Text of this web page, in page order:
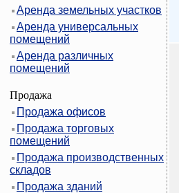
Аренда земельных участков
Аренда универсальных
помещений
Аренда различных
помещений
Продажа
Продажа офисов
Продажа торговых
помещений
Продажа производственных
складов
Продажа зданий